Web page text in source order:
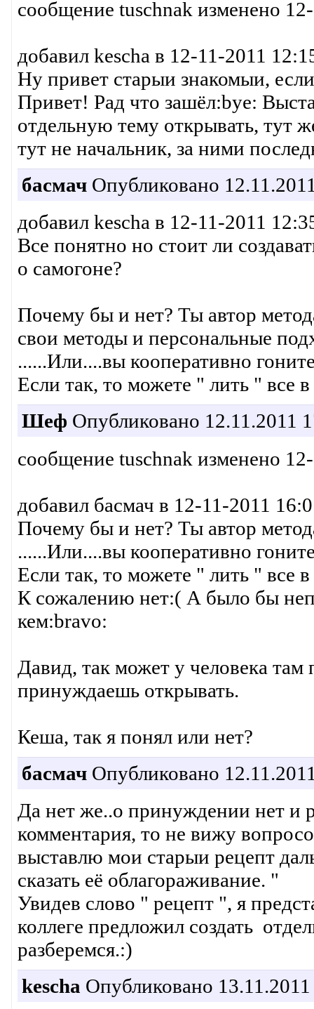
сообщение tuschnak изменено
добавил kescha в 12-11-2011
Ну привет старыи знакомыи,
Привет! Рад что зашёл:bye:
отдельную тему открывать, тут
тут не начальник, за ними
басмачОпубликовано
добавил kescha в 12-11-2011
Все понятно но стоит ли
о самогоне?
Почему бы и нет? Ты автор
свои методы и персональные
......Или....вы кооперативно
Если так, то можете " лить " все
Шеф Опубликовано 12.11.2011
сообщение tuschnak изменено
добавил басмач в 12-11-2011
Почему бы и нет? Ты автор
......Или....вы кооперативно
Если так, то можете " лить " все
К сожалению нет:( А было бы
кем:bravo:
Давид, так может у человека там
принуждаешь открывать.
Кеша, так я понял или нет?
басмачОпубликовано
Да нет же..о принуждении нет и
комментария, то не вижу
выставлю мои старыи рецепт
сказать её облагораживание. "
Увидев слово " рецепт ", я
коллеге предложил создать
разберемся.:)
kescha Опубликовано